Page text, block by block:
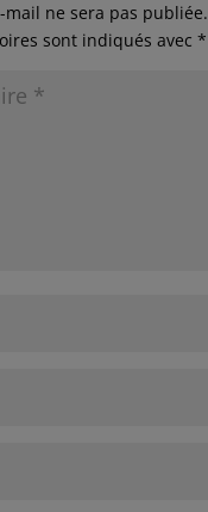
mail ne sera pas publiée.
sont indiqués avec *